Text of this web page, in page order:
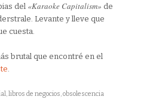
del «Karaoke Capitalism» de
Levante y lleve que
cuesta.
brutal que encontré en el
.
,libros de negocios,obsolescencia